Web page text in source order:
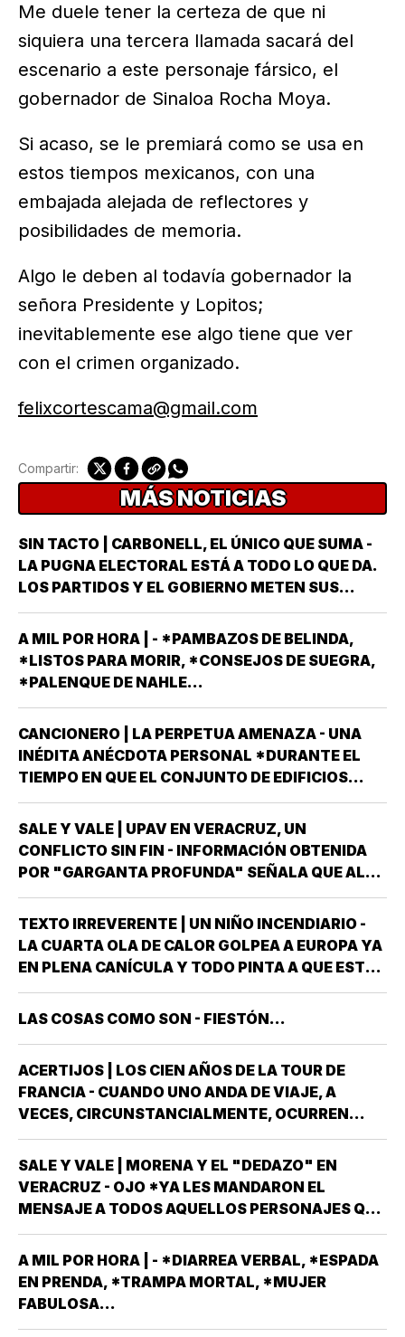
Me duele tener la certeza de que ni
siquiera una tercera llamada sacará del
escenario a este personaje fársico, el
gobernador de Sinaloa Rocha Moya.
Si acaso, se le premiará como se usa en
estos tiempos mexicanos, con una
embajada alejada de reflectores y
posibilidades de memoria.
Algo le deben al todavía gobernador la
señora Presidente y Lopitos;
inevitablemente ese algo tiene que ver
con el crimen organizado.
felixcortescama@gmail.com
Compartir:
MÁS NOTICIAS
SIN TACTO | CARBONELL, EL ÚNICO QUE SUMA -
LA PUGNA ELECTORAL ESTÁ A TODO LO QUE DA.
LOS PARTIDOS Y EL GOBIERNO METEN SUS
ARMAS MÁS AFILADAS CON LA VISTA PUESTA EN
LA JORNADA DEL DOMINGO 6 DE JUNIO DEL AÑO
ENTRANTE *EL PROCESO ELECTORAL PARA
ELEGIR…
A MIL POR HORA | - *PAMBAZOS DE BELINDA,
*LISTOS PARA MORIR, *CONSEJOS DE SUEGRA,
*PALENQUE DE NAHLE...
CANCIONERO | LA PERPETUA AMENAZA - UNA
INÉDITA ANÉCDOTA PERSONAL *DURANTE EL
TIEMPO EN QUE EL CONJUNTO DE EDIFICIOS
LLAMADO LOS PINOS FUE RESIDENCIA OFICIAL
DEL PRESIDENTE DE MÉXICO, ESTUVE AHÍ
SOLAMENTE CUATRO VECES, TRES DE ELLAS EN
CALIDAD DE…
SALE Y VALE | UPAV EN VERACRUZ, UN
CONFLICTO SIN FIN - INFORMACIÓN OBTENIDA
POR "GARGANTA PROFUNDA" SEÑALA QUE AL
GOBIERNO DEL ESTADO *ESTÁ A PUNTO DE
"REVENTARLE" EL TEMA DE LA UNIVERSIDAD
POPULAR AUTÓNOMA DE VERACRUZ (UPAV) EN
LAS MANOS *Y NO ES…
TEXTO IRREVERENTE | UN NIÑO INCENDIARIO -
LA CUARTA OLA DE CALOR GOLPEA A EUROPA YA
EN PLENA CANÍCULA Y TODO PINTA A QUE ESTE
2026 SE UBICARÁ COMO EL PEOR DE LA HISTORIA
EN CUANTO A GOLPES CLIMÁTICOS *UNA OLA
LAS COSAS COMO SON - FIESTÓN...
ACERTIJOS | LOS CIEN AÑOS DE LA TOUR DE
FRANCIA - CUANDO UNO ANDA DE VIAJE, A
VECES, CIRCUNSTANCIALMENTE, OCURREN
COSAS QUE NO LLEVABAS PLANEADA *ME HAN
OCURRIDO ALGUNAS OCASIONES *AHORA
REMEMORO ESTA PORQUE TENEMOS A UN
MEXICANO EN EL TOP TEN DE…
SALE Y VALE | MORENA Y EL "DEDAZO" EN
VERACRUZ - OJO *YA LES MANDARON EL
MENSAJE A TODOS AQUELLOS PERSONAJES QUE
ASPIRAN A SER CANDIDATOS A DIPUTADOS
LOCALES, EN ALGUNO DE LOS 30 DISTRITOS QUE
HAY EN VERACRUZ POR EL PARTIDO MORENA,
DESPUÉS QUE NO…
A MIL POR HORA | - *DIARREA VERBAL, *ESPADA
EN PRENDA, *TRAMPA MORTAL, *MUJER
FABULOSA...